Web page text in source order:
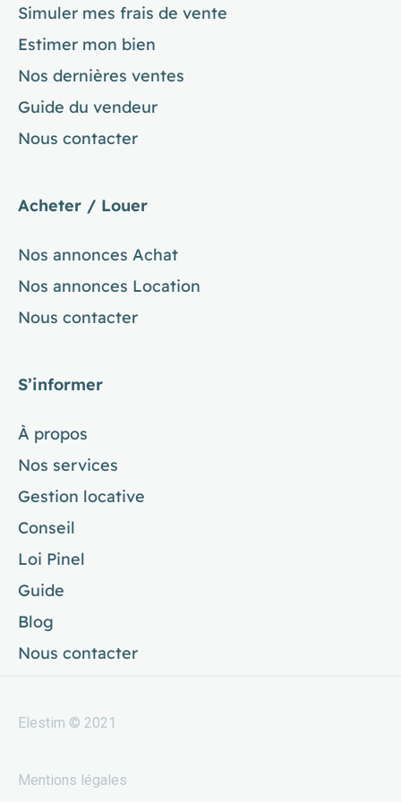
Simuler mes frais de vente
Estimer mon bien
Nos dernières ventes
Guide du vendeur
Nous contacter
Acheter / Louer
Nos annonces Achat
Nos annonces Location
Nous contacter
S’informer
À propos
Nos services
Gestion locative
Conseil
Loi Pinel
Guide
Blog
Nous contacter
Elestim © 2021
Mentions légales